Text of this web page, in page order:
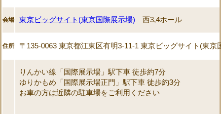
会場 東京ビッグサイト(東京国際展示場) 西3,4ホール
住所 〒135-0063 東京都江東区有明3-11-1 東京ビッグサイト(東京
りんかい線「国際展示場」駅下車 徒歩約7分
ゆりかもめ「国際展示場正門」駅下車 徒歩約3分
お車の方は近隣の駐車場をご利用ください